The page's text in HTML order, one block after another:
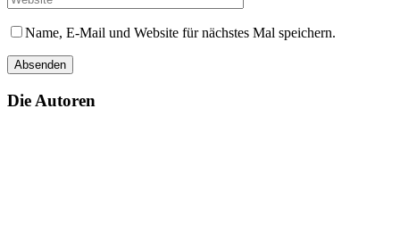
Name, E-Mail und Website für nächstes Mal speichern.
Die Autoren